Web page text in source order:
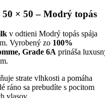
× 50 – Modrý topás
v odtieni Modrý topás spája
Vyrobený zo 100%
Grade 6A prináša
strate vlhkosti a pomáha
ráno sa prebudíte s pocitom
vlasov.